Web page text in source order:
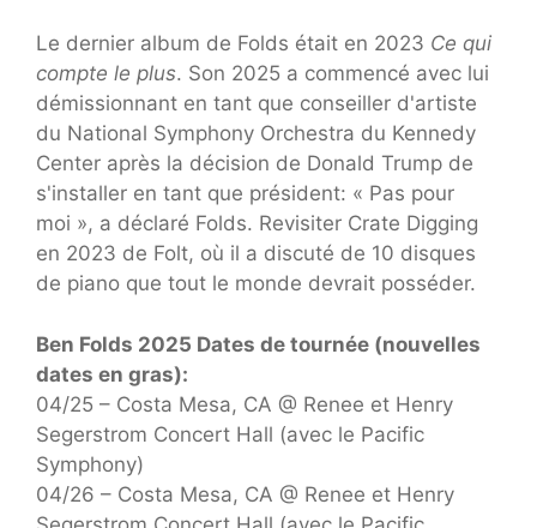
Le dernier album de Folds était en 2023 Ce qui
compte le plus. Son 2025 a commencé avec lui
démissionnant en tant que conseiller d'artiste
du National Symphony Orchestra du Kennedy
Center après la décision de Donald Trump de
s'installer en tant que président: « Pas pour
moi », a déclaré Folds. Revisiter Crate Digging
en 2023 de Folt, où il a discuté de 10 disques
de piano que tout le monde devrait posséder.
Ben Folds 2025 Dates de tournée (nouvelles
dates en gras):
04/25 – Costa Mesa, CA @ Renee et Henry
Segerstrom Concert Hall (avec le Pacific
Symphony)
04/26 – Costa Mesa, CA @ Renee et Henry